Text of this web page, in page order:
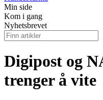
Min side
Kom i gang
Nyhetsbrevet
Digipost og
trenger å vite